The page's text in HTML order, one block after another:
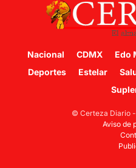
Nacional CDMX Edo
Deportes
Estelar
© Certeza Diario
Aviso de